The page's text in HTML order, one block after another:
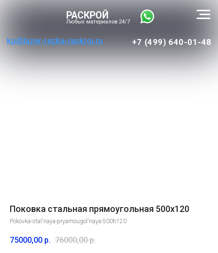
РАСКРОЙ
Любых материалов 24/7
Поковка стальная прямоугольная 500х120
Pokovka-stal'naya-pryamougol'naya-500h120
75000,00 р. 76000,00 р.